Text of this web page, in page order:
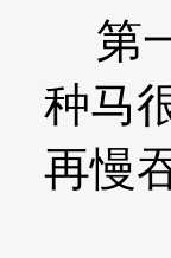
第
种马
再慢